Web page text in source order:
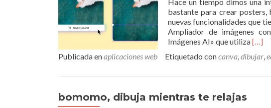
bastante para crear posters,
nuevas funcionalidades que
Ampliador de imágenes
Imágenes AI» que utilizaLeer
[…]
Publicada enaplicaciones web Etiquetado concanva,dibujar,
bomomo, dibuja mientras te relajas